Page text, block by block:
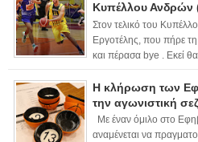
Κυπέλλου Ανδρών
Στον τελικό του
Εργοτέλης, που πήρε
και πέρασα bye . Εκεί θα
Η κλήρωση των
την αγωνιστική
Με έναν όμιλο στο
αναμένεται να